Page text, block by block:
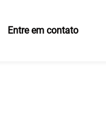
Entre em contato